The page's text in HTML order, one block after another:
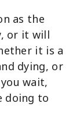
as the
or it will
it is a
dying, or
wait,
doing to